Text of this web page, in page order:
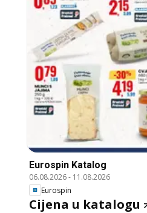
Eurospin Katalog
06.08.2026- 11.08.2026
Eurospin
Cijena u katalogu